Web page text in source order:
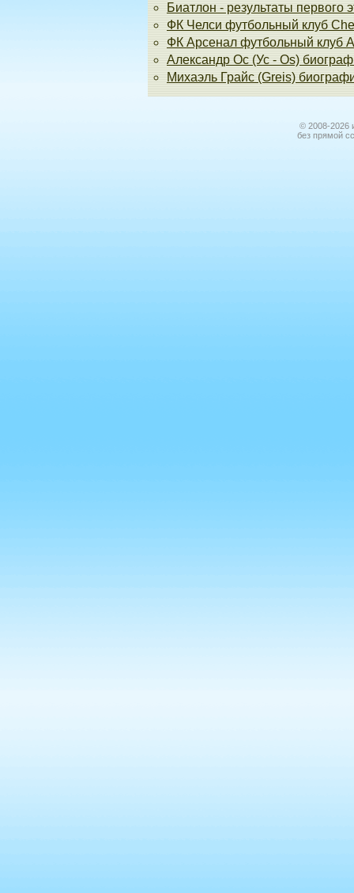
Биатлон - результаты первого
ФК Челси футбольный клуб
ФК Арсенал футбольный клуб
Александр Ос (Ус - Os)
Михаэль Грайс (Greis)
© 2008-2026
без прямой